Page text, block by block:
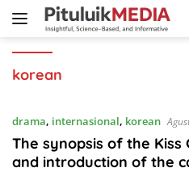
Langsung
korean
drama, internasional, korean
The synopsis of the Kiss
and introduction of the